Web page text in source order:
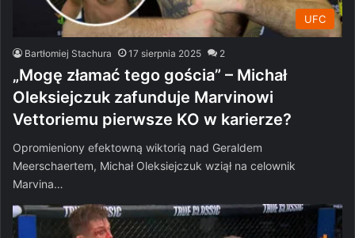
UFC
Bartłomiej Stachura 17 sierpnia 2025 2
„Mogę złamać tego gościa” – Michał
Oleksiejczuk zafunduje Marvinowi
Vettoriemu pierwsze KO w karierze?
Opromieniony efektowną wiktorią nad Geraldem
Meerschaertem, Michał Oleksiejczuk wziął na celownik
Marvina…